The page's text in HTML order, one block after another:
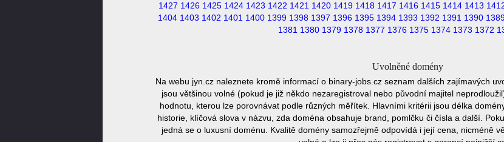
1427 1426 1425 1424 1423 1422 1421 1420 1419 1418 1417 1416 1415 1414 1413
1404 1403 1402 1401 1400 1399 1398 1397 1396 1395 1394 1393 1392 1391 1390
1381 1380 1379 1378 1377 1376 1375 1374 1373 1372
Uvolněné domény
Na webu jyn.cz naleznete kromě informací o binary-jobs.cz seznam dalších zajímavých
jsou většinou volné (pokud je již někdo nezaregistroval nebo původní majitel
hodnotu, kterou lze porovnávat podle různých měřítek. Hlavními kritérii jsou délka
historie, klíčová slova v názvu, zda doména obsahuje brand, pomlčku či čísla a další.
jedná se o luxusní doménu. Kvalitě domény samozřejmě odpovídá i její cena, nicméně